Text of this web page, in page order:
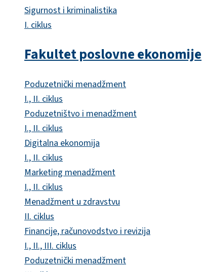
Sigurnost i kriminalistika
I. ciklus
Fakultet poslovne ekonomije
Poduzetnički menadžment
I., II. ciklus
Poduzetništvo i menadžment
I., II. ciklus
Digitalna ekonomija
I., II. ciklus
Marketing menadžment
I., II. ciklus
Menadžment u zdravstvu
II. ciklus
Financije, računovodstvo i revizija
I., II., III. ciklus
Poduzetnički menadžment